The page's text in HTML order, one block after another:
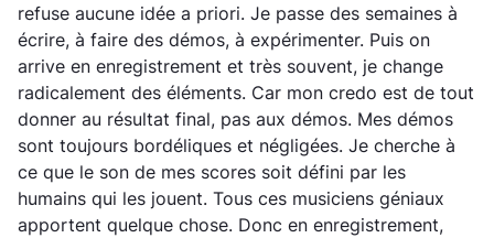
refuse aucune idée a priori. Je passe des semaines à
écrire, à faire des démos, à expérimenter. Puis on
arrive en enregistrement et très souvent, je change
radicalement des éléments. Car mon credo est de tout
donner au résultat final, pas aux démos. Mes démos
sont toujours bordéliques et négligées. Je cherche à
ce que le son de mes scores soit défini par les
humains qui les jouent. Tous ces musiciens géniaux
apportent quelque chose. Donc en enregistrement,